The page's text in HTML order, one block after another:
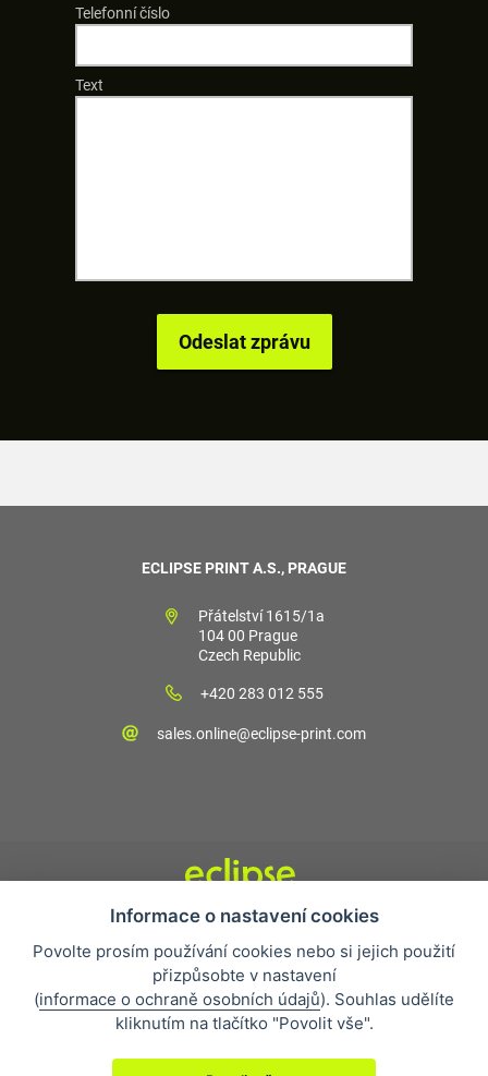
Telefonní číslo
Text
ECLIPSE PRINT A.S., PRAGUE
Přátelství 1615/1a
104 00 Prague
Czech Republic
+420 283 012 555
sales.online@eclipse-print.com
Obchodní podmínky
Nejčastější otázky
Ochrana osobních údajů
O společnosti
Whistleblowing
Informace o nastavení cookies
Povolte prosím používání cookies nebo si jejich použití
přizpůsobte v nastavení
(informace o ochraně osobních údajů). Souhlas udělíte
kliknutím na tlačítko "Povolit vše".